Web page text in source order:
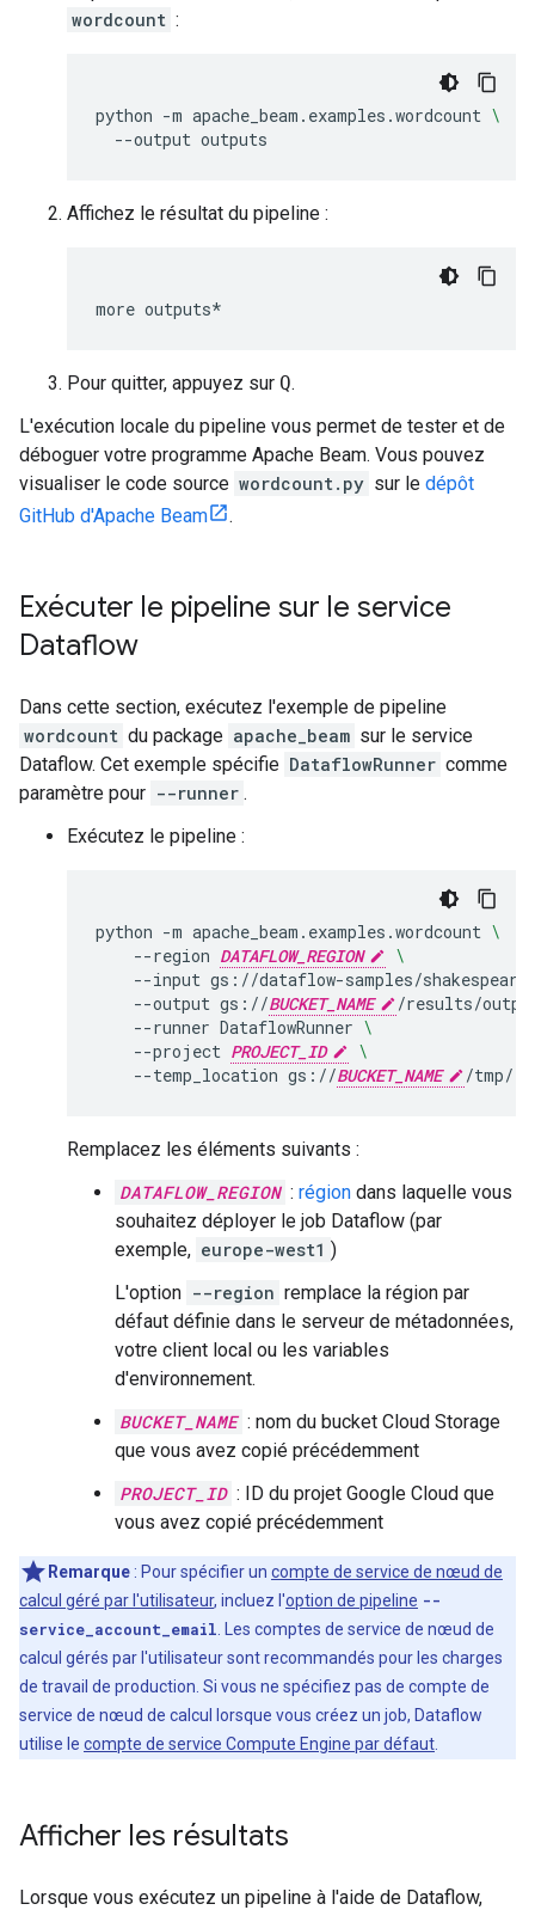
wordcount :
python -m apache_beam.examples.wordcount \
--output outputs
Affichez le résultat du pipeline :
more outputs*
Pour quitter, appuyez sur Q.
L'exécution locale du pipeline vous permet de tester et de
déboguer votre programme Apache Beam. Vous pouvez
visualiser le code source wordcount.py sur le dépôt
GitHub d'Apache Beam
.
Exécuter le pipeline sur le service
Dataflow
Dans cette section, exécutez l'exemple de pipeline
wordcount du package apache_beam sur le service
Dataflow. Cet exemple spécifie DataflowRunner comme
paramètre pour --runner .
Exécutez le pipeline :
python -m apache_beam.examples.wordcount \
--region DATAFLOW_REGION
\
--input gs://dataflow-samples/
--output gs://BUCKET_NAME
/results/
--runner DataflowRunner \
--project PROJECT_ID
\
--temp_location gs://BUCKET_NAME /tmp/
Remplacez les éléments suivants :
DATAFLOW_REGION : région dans laquelle vous
souhaitez déployer le job Dataflow (par
exemple, europe-west1 )
L'option --region remplace la région par
défaut définie dans le serveur de métadonnées,
votre client local ou les variables
d'environnement.
BUCKET_NAME : nom du bucket Cloud Storage
que vous avez copié précédemment
PROJECT_ID : ID du projet Google Cloud que
vous avez copié précédemment
Remarque : Pour spécifier un compte de service de nœud de
calcul géré par l'utilisateur, incluez l'option de pipeline --
service_account_email . Les comptes de service de nœud de
calcul gérés par l'utilisateur sont recommandés pour les charges
de travail de production. Si vous ne spécifiez pas de compte de
service de nœud de calcul lorsque vous créez un job, Dataflow
utilise le compte de service Compute Engine par défaut
Afficher les résultats
Lorsque vous exécutez un pipeline à l'aide de Dataflow,